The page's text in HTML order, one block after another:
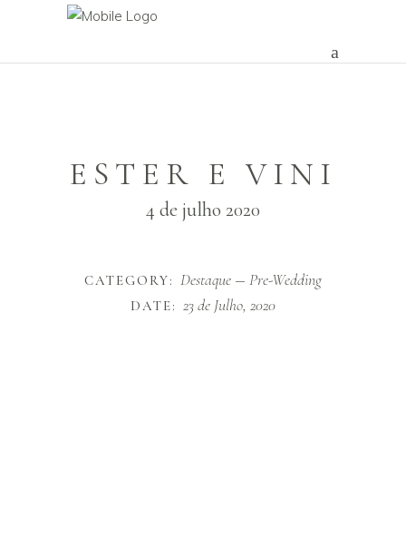
ESTER E VINI
4 de julho 2020
CATEGORY: Destaque Pre-Wedding
DATE: 23 de Julho, 2020